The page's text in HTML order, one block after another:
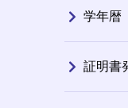
学年暦
証明書